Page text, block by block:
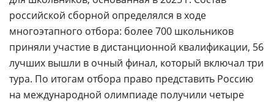
российской сборной определялся в ходе
многоэтапного отбора: более 700 школьников
приняли участие в дистанционной квалификации, 56
лучших вышли в очный финал, который включал три
тура. По итогам отбора право представить Россию
на международной олимпиаде получили четыре